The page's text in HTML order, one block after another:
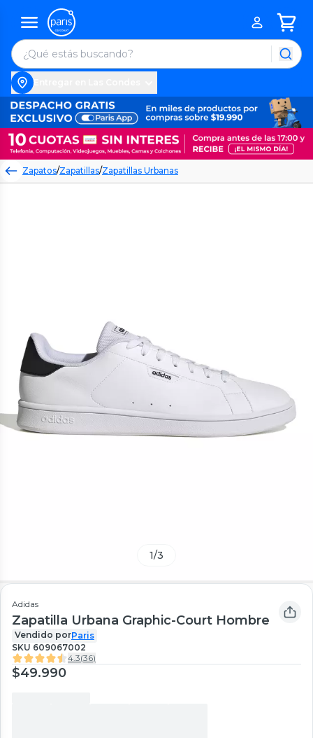
Zapatos/Zapatillas/Zapatillas Urbanas
1/3
Adidas
Zapatilla Urbana Graphic-Court Hombre
Vendido porParis
SKU 609067002
4.3(36)
$49.990